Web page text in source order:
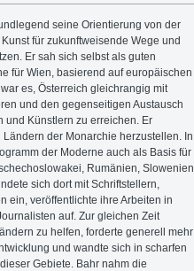
seine Orientierung von der
für zukunftweisende Wege und
Er sah sich selbst als guten
für Wien, basierend auf europäischen
es, Österreich gleichrangig mit
und den gegenseitigen Austausch
und Künstlern zu erreichen. Er
der Monarchie herzustellen. In
der Moderne auch als Basis für
Rumänien, Slowenien
sich dort mit Schriftstellern,
ein, veröffentlichte ihre Arbeiten in
auf. Zur gleichen Zeit
zu helfen, forderte generell mehr
und wandte sich in scharfen
Gebiete. Bahr nahm die